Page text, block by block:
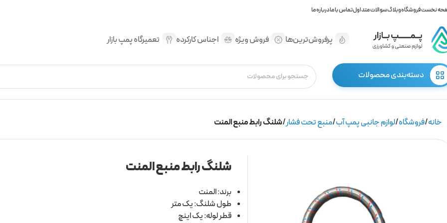
نخستفروشگاهوبلاگسوالات متداولتماس با مادرباره ما
پرفروش‌ترین‌ها فروش ویژه اجناس کارکرده تعمیرگاه پمپ بازار
دسته‌بندی محصولات
خانه فروشگاه لوازم جانبی پمپ آب منبع تحت فشار شلنگ رابط منبع المنت
شلنگ رابط منبع المنت
برند: المنت
طول شلنگ: یک متر
قطر لوله: یک اینچ